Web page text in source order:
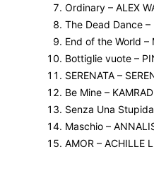
Ordinary – ALEX
The Dead Dance –
End of the World –
Bottiglie vuote –
SERENATA –
Be Mine – KAMRAD
Senza Una
Maschio –
AMOR – ACHILLE